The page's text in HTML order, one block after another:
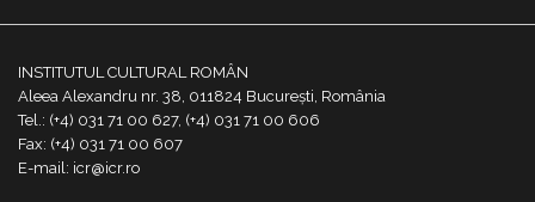
INSTITUTUL CULTURAL ROMÂN
Aleea Alexandru nr. 38, 011824 București, România
Tel.: (+4) 031 71 00 627, (+4) 031 71 00 606
Fax: (+4) 031 71 00 607
E-mail: icr@icr.ro